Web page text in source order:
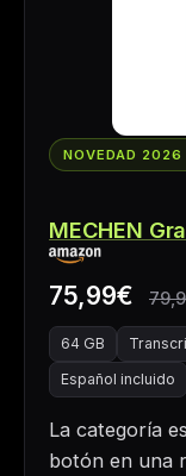
NOVEDAD 2026
MECHEN
75,99€
64 GB
Español incluido
La categoría
botón en una